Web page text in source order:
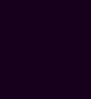
in Herborn